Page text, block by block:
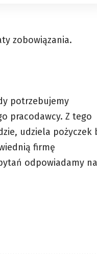
zobowiązania.
potrzebujemy
pracodawcy. Z tego
udziela pożyczek
firmę
odpowiadamy